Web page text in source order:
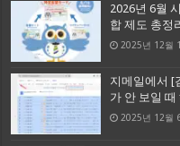
2026년 6월
합 제도 총정
2025년 12월
지메일에서 [
가 안 보일 때
2025년 12월